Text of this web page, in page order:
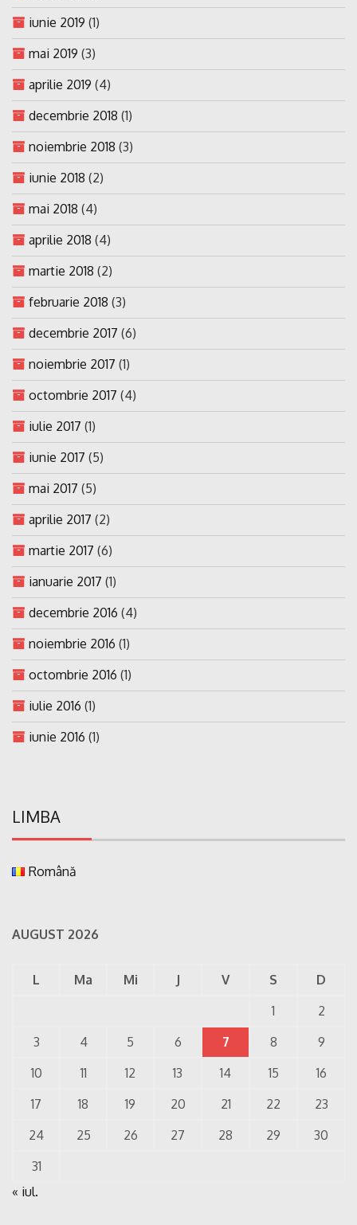
iunie 2019 (1)
mai 2019 (3)
aprilie 2019 (4)
decembrie 2018 (1)
noiembrie 2018 (3)
iunie 2018 (2)
mai 2018 (4)
aprilie 2018 (4)
martie 2018 (2)
februarie 2018 (3)
decembrie 2017 (6)
noiembrie 2017 (1)
octombrie 2017 (4)
iulie 2017 (1)
iunie 2017 (5)
mai 2017 (5)
aprilie 2017 (2)
martie 2017 (6)
ianuarie 2017 (1)
decembrie 2016 (4)
noiembrie 2016 (1)
octombrie 2016 (1)
iulie 2016 (1)
iunie 2016 (1)
LIMBA
Română
AUGUST 2026
L Ma Mi J V S
D
1
2
3
4 5 6 7 8
9
10
11 12 13 14 15
16
17
18 19 20 21 22
23
24
25 26 27 28 29
30
31
« iul.